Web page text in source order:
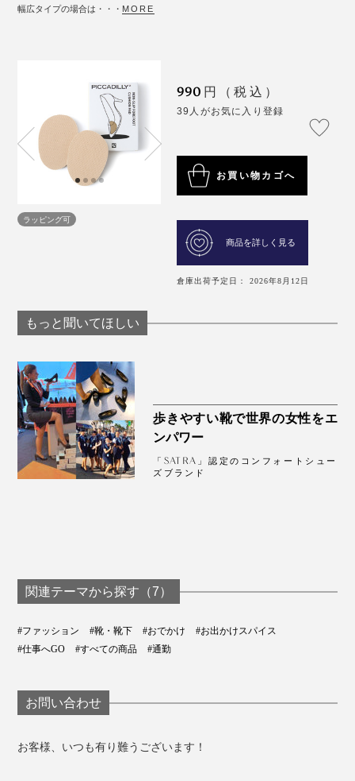
幅広タイプの場合は・・・ MORE
ラッピング可
990 円（税込）
39人がお気に入り登録
お買い物カゴへ
商品を詳しく見る
倉庫出荷予定日： 2026年8月12日
もっと聞いてほしい
歩きやすい靴で世界の女性をエ
ンパワー
「SATRA」認定のコンフォートシュー
ズブランド
関連テーマから探す（7）
#ファッション #靴・靴下 #おでかけ
#お出かけスパイス
#仕事へGO
#すべての商品 #通勤
お問い合わせ
お客様、いつも有り難うございます！